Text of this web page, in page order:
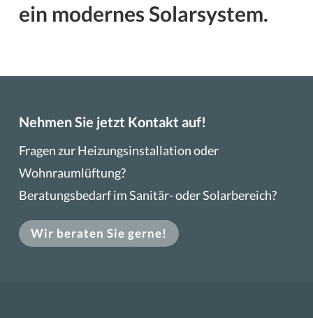
ein modernes Solarsystem.
Nehmen Sie jetzt Kontakt auf!
Fragen zur Heizungsinstallation oder
Wohnraumlüftung?
Beratungsbedarf im Sanitär- oder Solarbereich?
Wir beraten Sie gerne!